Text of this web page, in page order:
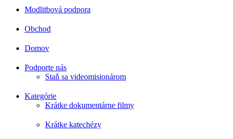
Modlitbová podpora
Obchod
Domov
Podporte nás
Staň sa videomisionárom
Kategórie
Krátke dokumentárne filmy
Krátke katechézy